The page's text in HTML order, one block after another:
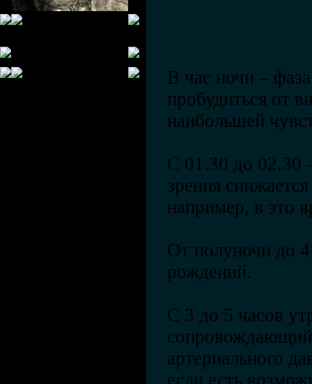
В час ночи – фаза
пробудиться от
наибольшей
С 01.30 до 02.30
зрения
например, в это
От полуночи до
рождений.
С 3 до 5 часов
артериального
если есть